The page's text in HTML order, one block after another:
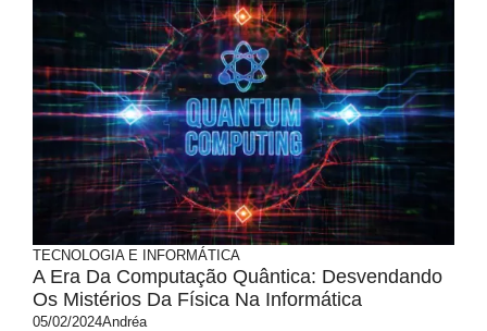
TECNOLOGIA E INFORMÁTICA
A Era Da Computação Quântica: Desvendando
Os Mistérios Da Física Na Informática
05/02/2024Andréa